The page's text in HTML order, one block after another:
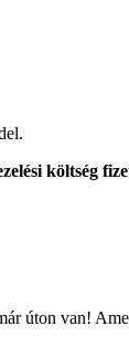
költség
úton van!